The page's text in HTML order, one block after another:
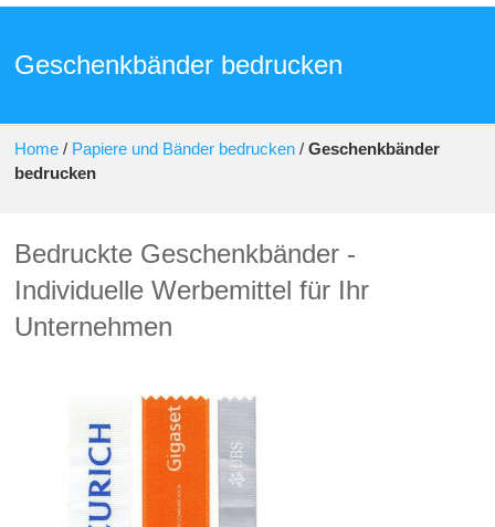
Geschenkbänder bedrucken
Home / Papiere und Bänder bedrucken /Geschenkbänder
bedrucken
Bedruckte Geschenkbänder -
Individuelle Werbemittel für Ihr
Unternehmen